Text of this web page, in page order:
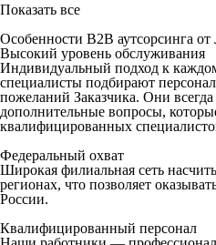
Показать все
Особенности B2B аутсорсинга
Высокий уровень обслуживания
Индивидуальный подход к
специалисты подбирают
пожеланий Заказчика. Они всегда
дополнительные вопросы,
квалифицированных
Федеральный охват
Широкая филиальная сеть
регионах, что позволяет
России.
Квалифицированный персонал